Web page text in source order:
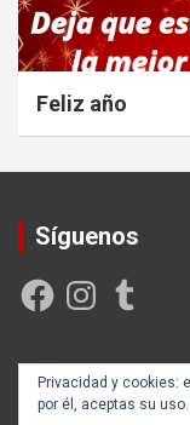
Feliz año
Síguenos
FacebookInstagramTumblr
Privacidad y cookies:
por él, aceptas su uso.
Creada y